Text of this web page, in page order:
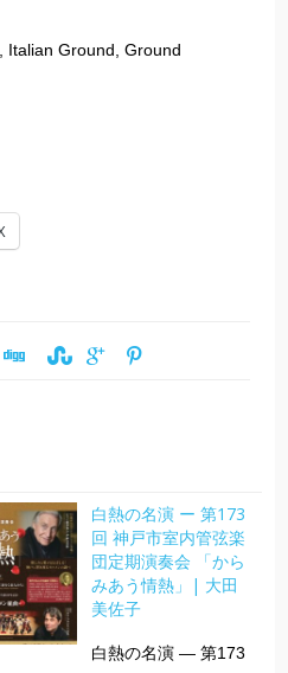
Italian Ground, Ground
白熱の名演 ー 第173
回 神戸市室内管弦楽
団定期演奏会 「から
みあう情熱」| 大田
美佐子
白熱の名演 ― 第173